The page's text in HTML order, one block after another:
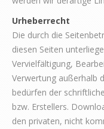
Urheberrecht
Die durch die
diesen Seiten
Vervielfältigung,
Verwertung außerhalb
bedürfen der
bzw. Erstellers.
den privaten, nicht